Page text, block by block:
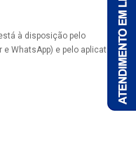
à disposição pelo
WhatsApp) e pelo aplicativo